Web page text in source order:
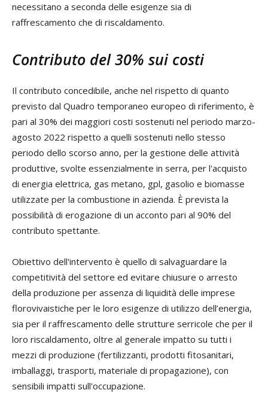
necessitano a seconda delle esigenze sia di
raffrescamento che di riscaldamento.
Contributo del 30% sui costi
Il contributo concedibile, anche nel rispetto di quanto
previsto dal Quadro temporaneo europeo di riferimento, è
pari al 30% dei maggiori costi sostenuti nel periodo marzo-
agosto 2022 rispetto a quelli sostenuti nello stesso
periodo dello scorso anno, per la gestione delle attività
produttive, svolte essenzialmente in serra, per l'acquisto
di energia elettrica, gas metano, gpl, gasolio e biomasse
utilizzate per la combustione in azienda. È prevista la
possibilità di erogazione di un acconto pari al 90% del
contributo spettante.
Obiettivo dell'intervento è quello di salvaguardare la
competitività del settore ed evitare chiusure o arresto
della produzione per assenza di liquidità delle imprese
florovivaistiche per le loro esigenze di utilizzo dell’energia,
sia per il raffrescamento delle strutture serricole che per il
loro riscaldamento, oltre al generale impatto su tutti i
mezzi di produzione (fertilizzanti, prodotti fitosanitari,
imballaggi, trasporti, materiale di propagazione), con
sensibili impatti sull'occupazione.